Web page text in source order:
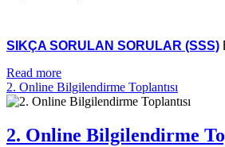
SIKÇA SORULAN SORULAR (SSS)
Read more
2. Online Bilgilendirme Toplantısı
2. Online Bilgilendirme